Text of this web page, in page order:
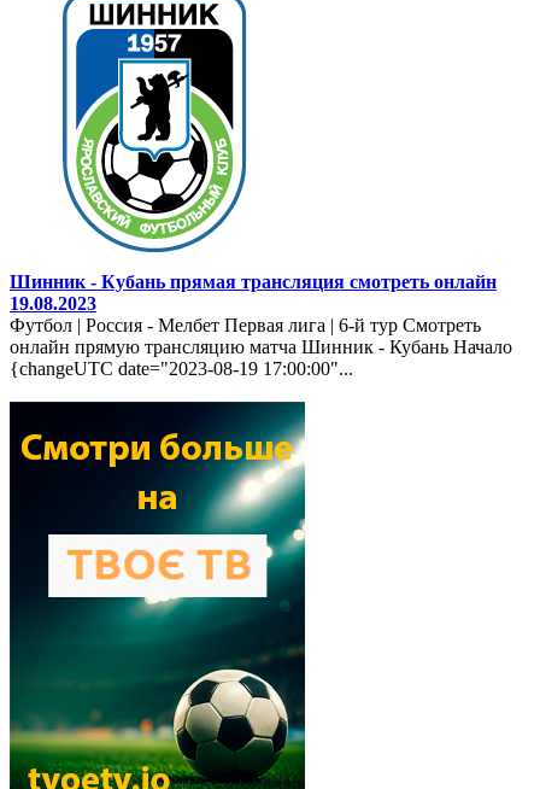
Шинник - Кубань прямая трансляция смотреть онлайн
19.08.2023
Футбол | Россия - Мелбет Первая лига | 6-й тур Смотреть
онлайн прямую трансляцию матча Шинник - Кубань Начало
{changeUTC date="2023-08-19 17:00:00"...